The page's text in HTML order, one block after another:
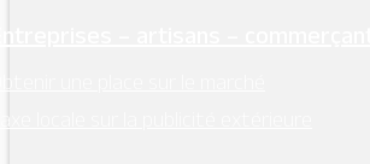
– artisans – commerçants
une place sur le marché
locale sur la publicité extérieure